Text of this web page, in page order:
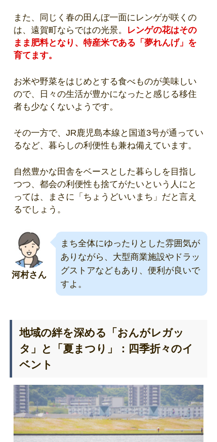
また、同じく春の田んぼ一面にレンゲが咲くの
は、遠賀町ならではの光景。 レンゲの花はその
まま肥料となり、特産米である「夢れんげ」を
育てます。
お米や野菜をはじめとする食べものが美味しい
ので、日々の生活が豊かになったと感じる移住
者も少なくないようです。
その一方で、JR鹿児島本線と国道3号が通ってい
るなど、暮らしの利便性も兼ね備えています。
自然豊かな田舎をベースとした暮らしを目指し
つつ、都会の利便性も捨てがたいという人にと
っては、まさに「ちょうどいいまち」だと言え
るでしょう。
河村さん
まち全体にゆったりとした雰囲気が
ありながら、大型商業施設やドラッ
グストアなどもあり、便利が良いで
すよ。
地域の絆を深める「おんがレガッ
タ」と「夏まつり」：四季折々のイ
ベント